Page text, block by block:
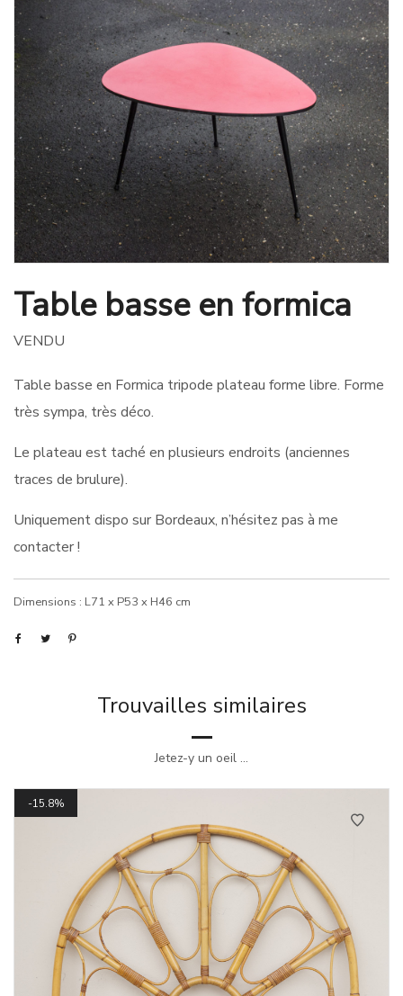
Table basse en formica
VENDU
Table basse en Formica tripode plateau forme libre. Forme
très sympa, très déco.
Le plateau est taché en plusieurs endroits (anciennes
traces de brulure).
Uniquement dispo sur Bordeaux, n’hésitez pas à me
contacter !
Dimensions : L71 x P53 x H46 cm
Trouvailles similaires
Jetez-y un oeil ...
15.8%